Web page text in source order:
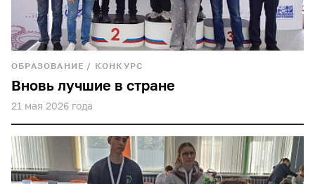
ОБРАЗОВАНИЕ / КОНКУРС
Вновь лучшие в стране
21 мая 2026 года